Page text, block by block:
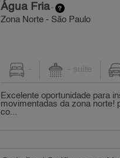
Água Fria-
Zona Norte - São Paulo
- - suíte
Excelente oportunidade para
movimentadas da zona norte!
co...